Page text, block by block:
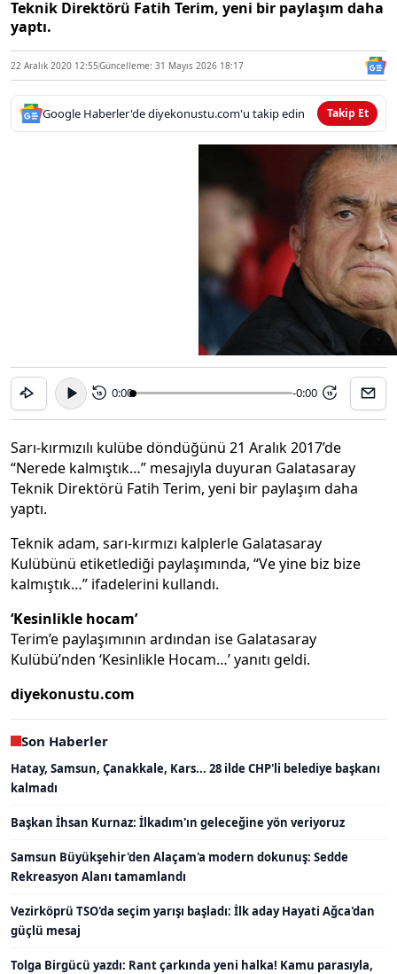
Teknik Direktörü Fatih Terim, yeni bir paylaşım daha
yaptı.
22 Aralık 2020 12:55Güncelleme: 31 Mayıs 2026 18:17
Google Haberler'de diyekonustu.com'u takip edin Takip Et
15 0:00 -0:00 15
Sarı-kırmızılı kulübe döndüğünü 21 Aralık 2017’de
“Nerede kalmıştık…” mesajıyla duyuran Galatasaray
Teknik Direktörü Fatih Terim, yeni bir paylaşım daha
yaptı.
Teknik adam, sarı-kırmızı kalplerle Galatasaray
Kulübünü etiketlediği paylaşımında, “Ve yine biz bize
kalmıştık…” ifadelerini kullandı.
‘Kesinlikle hocam’
Terim’e paylaşımının ardından ise Galatasaray
Kulübü’nden ‘Kesinlikle Hocam…’ yanıtı geldi.
diyekonustu.com
Son Haberler
Hatay, Samsun, Çanakkale, Kars... 28 ilde CHP'li belediye başkanı
kalmadı
Başkan İhsan Kurnaz: İlkadım'ın geleceğine yön veriyoruz
Samsun Büyükşehir'den Alaçam'a modern dokunuş: Sedde
Rekreasyon Alanı tamamlandı
Vezirköprü TSO'da seçim yarışı başladı: İlk aday Hayati Ağca'dan
güçlü mesaj
Tolga Birgücü yazdı: Rant çarkında yeni halka! Kamu parasıyla,